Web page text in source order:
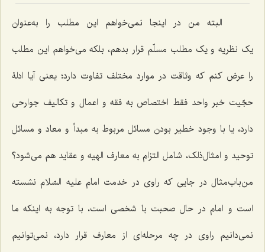
البته من در اینجا نمی‌خواهم این مطلب را به‌عنوان
یک نظریه و یک مطلب مسلّم قرار بدهم، بلکه می‌خواهم این مطلب
را عرض کنم که وثاقت در موارد مختلف تفاوت دارد؛ یعنی آیا ادلۀ
حجّیت خبر واحد فقط اختصاص به فقه و اعمال و تکالیف جوارحی
دارد، یا با وجود خطیر بودن مسائل مربوط به مبدأ و معاد و مسائل
توحید و امثال‌ذلک، شامل التزام به معارف الهیه و عقاید هم می‌شود؟
من‌باب‌مثال در جایی که راوی در خدمت امام علیه السّلام نشسته
است و امام در حال صحبت با شخصی است، با توجه به اینکه ما
نمی‌دانیم راوی در چه مرحله‌ای از معارف قرار دارد، نمی‌توانیم